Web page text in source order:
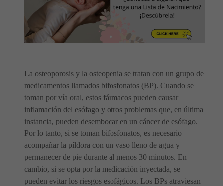
La osteoporosis y la osteopenia se tratan con un grupo de
medicamentos llamados bifosfonatos (BP). Cuando se
toman por vía oral, estos fármacos pueden causar
inflamación del esófago y otros problemas que, en última
instancia, pueden desembocar en un cáncer de esófago.
Por lo tanto, si se toman bifosfonatos, es necesario
acompañar la píldora con un vaso lleno de agua y
permanecer de pie durante al menos 30 minutos. En
cambio, si se opta por la medicación inyectada, se
pueden evitar los riesgos esofágicos. Los BPs atraviesan